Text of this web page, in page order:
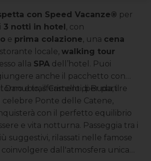
con Speed Vacanze® per
3 notti in hotel, con
e prima colazione, una cena
locale, walking tour
alla SPA dell’hotel. Puoi
anche il pacchetto con
e trasferimenti, per partire
Danubio, il Castello di Buda, il
celebre Ponte delle Catene,
con il perfetto equilibrio
e vita notturna. Passeggia tra i
suggestivi, rilassati nelle famose
dall'atmosfera unica